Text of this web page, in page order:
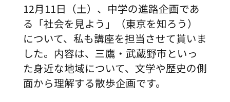
12月11日（土）、中学の進路企画であ
る「社会を見よう」（東京を知ろう）
について、私も講座を担当させて貰いま
した。内容は、三鷹・武蔵野市といっ
た身近な地域について、文学や歴史の側
面から理解する散歩企画です。